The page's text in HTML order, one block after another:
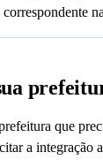
que
a integração